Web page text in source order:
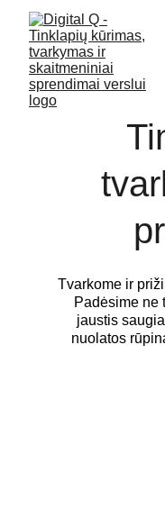
Tvarkome ir
Padėsime ne
jaustis
nuolatos